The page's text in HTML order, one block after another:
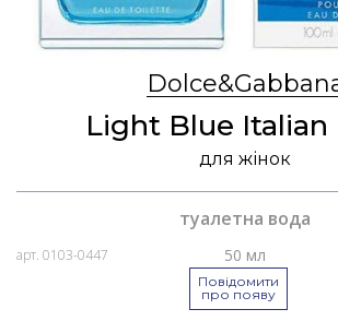
Light Blue Italian
для жінок
туалетна вода
арт. 0103-0447 50 мл
Повідомити
про появу